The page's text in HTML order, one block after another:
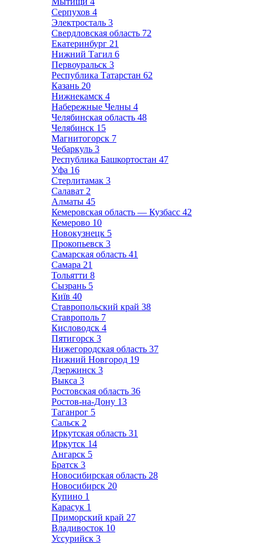
Серпухов 4
Электросталь 3
Свердловская область 72
Екатеринбург 21
Нижний Тагил 6
Первоуральск 3
Республика Татарстан 62
Казань 20
Нижнекамск 4
Набережные Челны 4
Челябинская область 48
Челябинск 15
Магнитогорск 7
Чебаркуль 3
Республика Башкортостан 47
Уфа 16
Стерлитамак 3
Салават 2
Алматы 45
Кемеровская область — Кузбасс 42
Кемерово 10
Новокузнецк 5
Прокопьевск 3
Самарская область 41
Самара 21
Тольятти 8
Сызрань 5
Київ 40
Ставропольский край 38
Ставрополь 7
Кисловодск 4
Пятигорск 3
Нижегородская область 37
Нижний Новгород 19
Дзержинск 3
Выкса 3
Ростовская область 36
Ростов-на-Дону 13
Таганрог 5
Сальск 2
Иркутская область 31
Иркутск 14
Ангарск 5
Братск 3
Новосибирская область 28
Новосибирск 20
Купино 1
Карасук 1
Приморский край 27
Владивосток 10
Уссурийск 3